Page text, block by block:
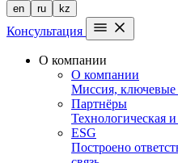
en ru kz
Консультация
О компании
О компании
Миссия, ключевые
Партнёры
Технологическая
ESG
Построено